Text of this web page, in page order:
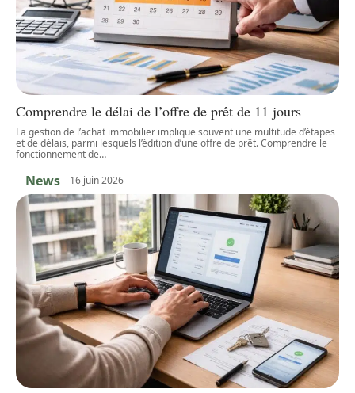
Comprendre le délai de l’offre de prêt de 11 jours
La gestion de l’achat immobilier implique souvent une multitude d’étapes
et de délais, parmi lesquels l’édition d’une offre de prêt. Comprendre le
fonctionnement de…
News 16 juin 2026